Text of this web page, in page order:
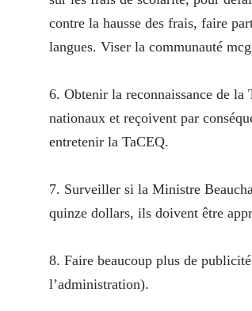
contre la hausse des frais, faire
langues. Viser la communauté
6. Obtenir la reconnaissance de la
nationaux et reçoivent par
entretenir la TaCEQ.
7. Surveiller si la Ministre
quinze dollars, ils doivent être
8. Faire beaucoup plus de
l’administration).